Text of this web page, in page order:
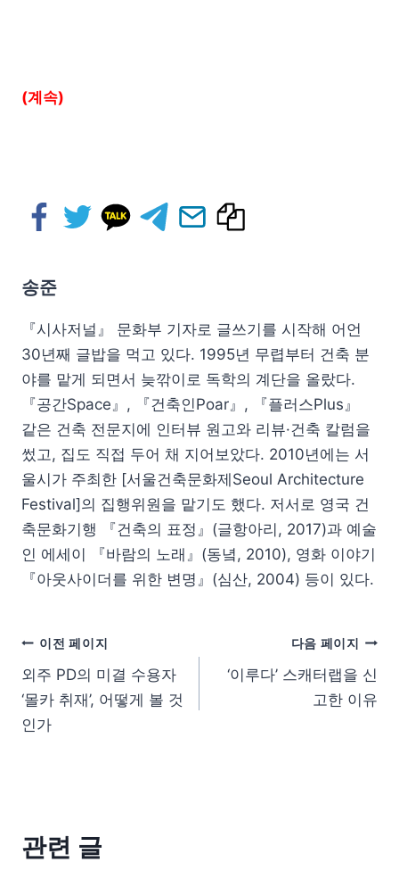
(계속)
송준
『시사저널』 문화부 기자로 글쓰기를 시작해 어언
30년째 글밥을 먹고 있다. 1995년 무렵부터 건축 분
야를 맡게 되면서 늦깎이로 독학의 계단을 올랐다.
『공간Space』, 『건축인Poar』, 『플러스Plus』
같은 건축 전문지에 인터뷰 원고와 리뷰·건축 칼럼을
썼고, 집도 직접 두어 채 지어보았다. 2010년에는 서
울시가 주최한 [서울건축문화제Seoul Architecture
Festival]의 집행위원을 맡기도 했다. 저서로 영국 건
축문화기행 『건축의 표정』(글항아리, 2017)과 예술
인 에세이 『바람의 노래』(동녘, 2010), 영화 이야기
『아웃사이더를 위한 변명』(심산, 2004) 등이 있다.
이전 페이지
외주 PD의 미결 수용자
‘몰카 취재’, 어떻게 볼 것
인가
다음 페이지
‘이루다’ 스캐터랩을 신
고한 이유
관련 글